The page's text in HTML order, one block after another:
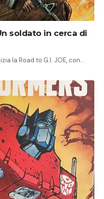
soldato in cerca di
la Road to G.I. JOE, con…